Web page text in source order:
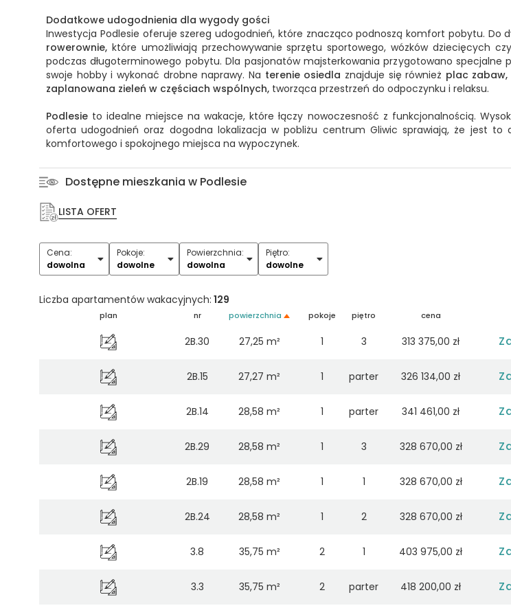
Dodatkowe udogodnienia dla wygody gości
Inwestycja Podlesie oferuje szereg udogodnień, które znacząco podnoszą komfort pobytu. Do
rowerownie, które umożliwiają przechowywanie sprzętu sportowego, wózków dziecięcych
podczas długoterminowego pobytu. Dla pasjonatów majsterkowania przygotowano specjalne
swoje hobby i wykonać drobne naprawy. Na terenie osiedla znajduje się również plac zabaw,
zaplanowana zieleń w częściach wspólnych, tworząca przestrzeń do odpoczynku i relaksu.
Podlesie to idealne miejsce na wakacje, które łączy nowoczesność z funkcjonalnością.
oferta udogodnień oraz dogodna lokalizacja w pobliżu centrum Gliwic sprawiają, że jest to
komfortowego i spokojnego miejsca na wypoczynek.
Dostępne mieszkania w Podlesie
LISTA OFERT
Cena:
dowolna
Pokoje:
dowolne
1 2 4 5+
Powierzchnia:
dowolna
Piętro:
dowolne
Liczba apartamentów wakacyjnych: 129
plan nr powierzchnia pokoje piętro cena
2B.30 27,25 m² 1 3 313 375,00 zł
2B.15 27,27 m² 1 parter 326 134,00 zł
2B.14 28,58 m² 1 parter 341 461,00 zł
2B.29 28,58 m² 1 3 328 670,00 zł
2B.19 28,58 m² 1 1 328 670,00 zł
2B.24 28,58 m² 1 2 328 670,00 zł
3.8 35,75 m² 2 1 403 975,00 zł
3.3 35,75 m² 2 parter 418 200,00 zł